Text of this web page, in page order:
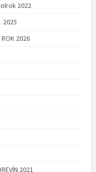
2022
2025
ROK 2026
2021